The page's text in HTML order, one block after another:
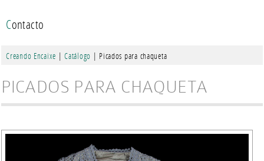
Contacto
Creando Encaixe |Catálogo | Picados para chaqueta
PICADOS PARA CHAQUETA